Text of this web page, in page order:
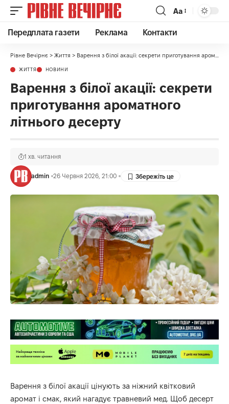
Аа
Передплата газети Реклама Контакти
Рівне Вечірнє > Життя > Варення з білої акації: секрети приготування ароматного літнього десерту
ЖИТТЯ НОВИНИ
Варення з білої акації: секрети
приготування ароматного
літнього десерту
admin 26 Червня 2026, 21:00
1 хв. читання
Варення з білої акації цінують за ніжний квітковий
аромат і смак, який нагадує травневий мед. Щоб десерт